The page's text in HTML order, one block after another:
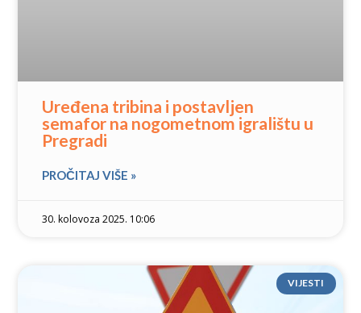
Uređena tribina i postavljen
semafor na nogometnom igralištu u
Pregradi
PROČITAJ VIŠE »
30. kolovoza 2025. 10:06
VIJESTI